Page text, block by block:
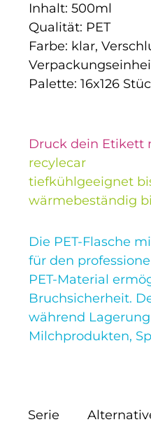
Inhalt: 500ml
Qualität: PET
Farbe: klar,
Palette: 16x126
Druck dein Etikett
recylecar
tiefkühlgeeignet
wärmebeständig
Die PET-Flasche
für den
PET-Material
Bruchsicherheit.
während
Milchprodukten,
Serie